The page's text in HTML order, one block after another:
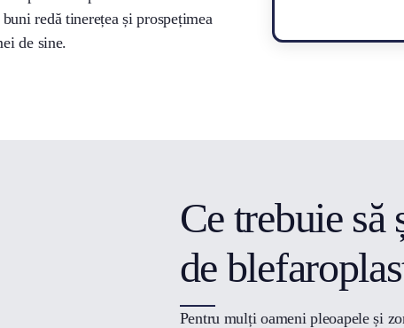
redă tinerețea și prospețimea
de sine.
Ce trebuie
de
Pentru mulți oameni pleoapele și